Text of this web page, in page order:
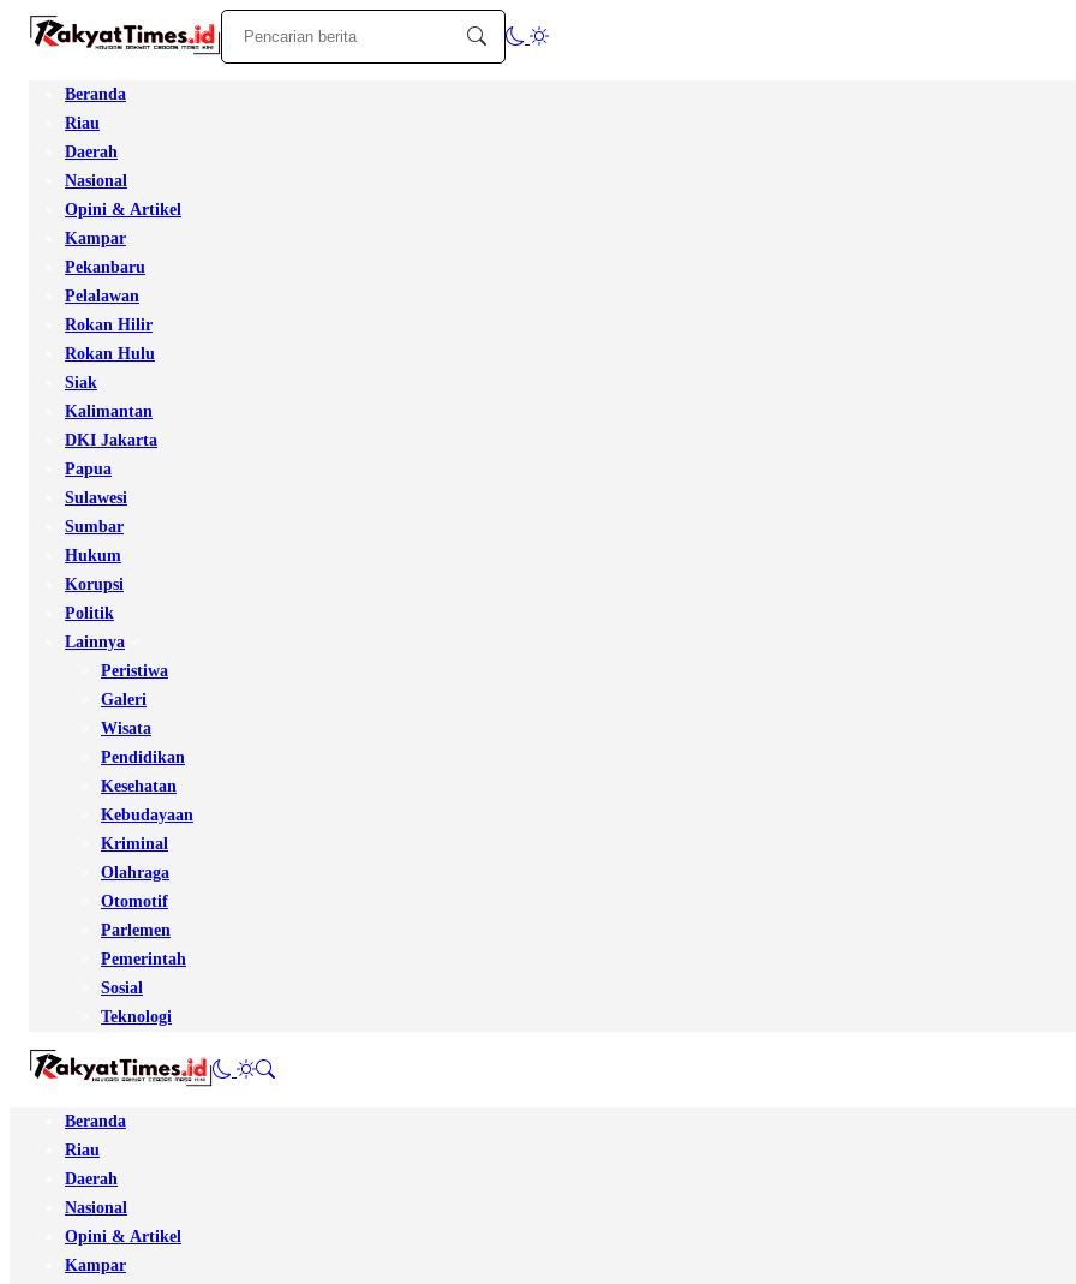
Beranda
Riau
Daerah
Nasional
Opini & Artikel
Kampar
Pekanbaru
Pelalawan
Rokan Hilir
Rokan Hulu
Siak
Kalimantan
DKI Jakarta
Papua
Sulawesi
Sumbar
Hukum
Korupsi
Politik
Lainnya
Peristiwa
Galeri
Wisata
Pendidikan
Kesehatan
Kebudayaan
Kriminal
Olahraga
Otomotif
Parlemen
Pemerintah
Sosial
Teknologi
Beranda
Riau
Daerah
Nasional
Opini & Artikel
Kampar